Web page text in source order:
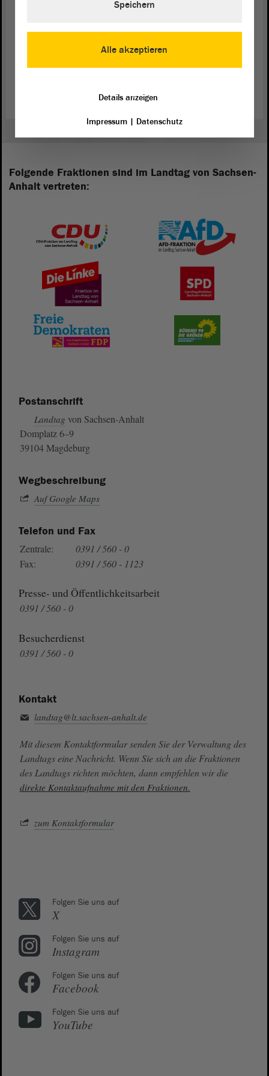
Einladungen von Verbänden, die inhaltliche Positionierungen mit
Legislaturperiodeals Abgeordnete ist, habe ich noch keine
Erfahrung, wann das Klima rauer wird. Dies wird wohl ein
allmählicher Prozess sein, der sich nach der Sommerpause langsam
steigert. Ab Januar 2016 werden wir dann wohl den richtigen
Folgende Fraktionen sind im Landtag von Sachsen-
Anhalt vertreten:
Postanschrift
Landtag von Sachsen-Anhalt
Domplatz 6–9
39104 Magdeburg
Wegbeschreibung
Auf Google Maps
Telefon und Fax
Zentrale:
0391 / 560 - 0
Fax:
0391 / 560 - 1123
Presse- und Öffentlichkeitsarbeit
0391 / 560 - 0
Besucherdienst
0391 / 560 - 0
Kontakt
landtag@lt.sachsen-anhalt.de
Mit diesem Kontaktformular senden Sie der Verwaltung des
Landtags eine Nachricht. Wenn Sie sich an die Fraktionen
des Landtags richten möchten, dann empfehlen wir die
direkte Kontaktaufnahme mit den Fraktionen.
zum Kontaktformular
Folgen Sie uns auf
X
Folgen Sie uns auf
Instagram
Folgen Sie uns auf
Facebook
Folgen Sie uns auf
YouTube
Alle akzeptieren
Speichern
Details anzeigen
Impressum| Datenschutz